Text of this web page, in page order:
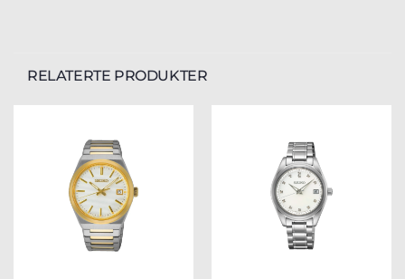
RELATERTE PRODUKTER